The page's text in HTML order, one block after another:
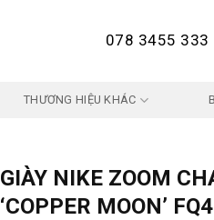
078 3455 333
THƯƠNG HIỆU KHÁC
GIÀY NIKE ZOOM
‘COPPER MOON’